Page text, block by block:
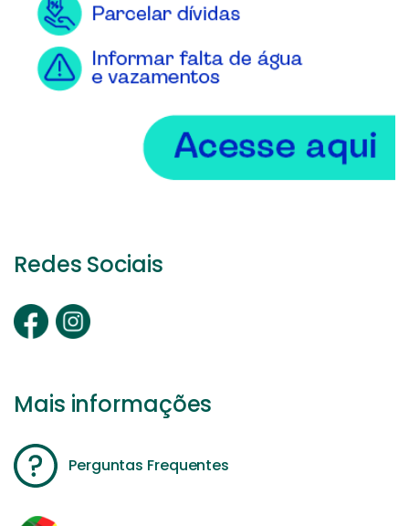
Redes Sociais
Mais informações
Perguntas Frequentes